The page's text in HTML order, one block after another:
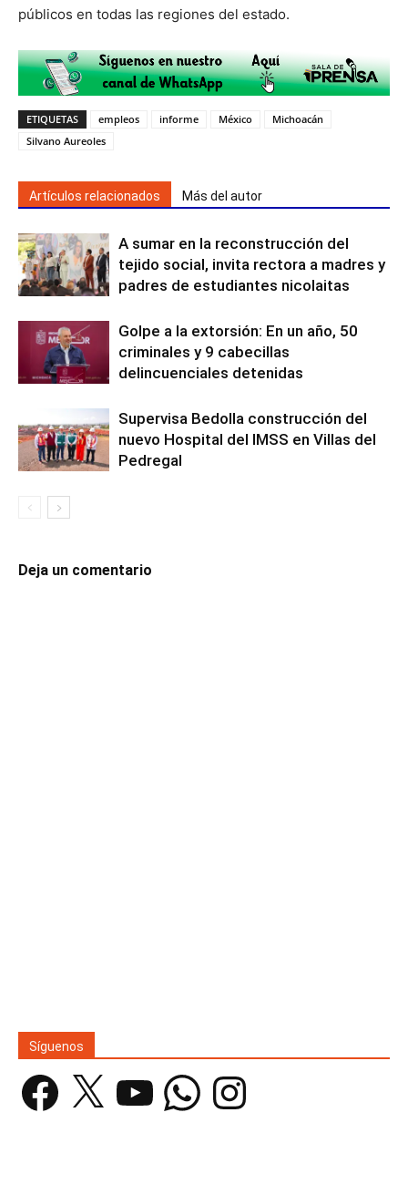
públicos en todas las regiones del estado.
ETIQUETAS empleos informe México
Michoacán
Silvano Aureoles
Artículos relacionados Más del autor
A sumar en la reconstrucción del
tejido social, invita rectora a madres y
padres de estudiantes nicolaitas
Golpe a la extorsión: En un año, 50
criminales y 9 cabecillas
delincuenciales detenidas
Supervisa Bedolla construcción del
nuevo Hospital del IMSS en Villas del
Pedregal
Deja un comentario
Síguenos
Facebook YouTube WhatsAppInstagram